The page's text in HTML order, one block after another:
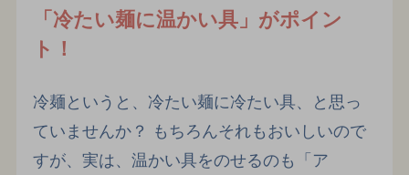
「冷たい麺に温かい具」がポイン
ト！
冷麺というと、冷たい麺に冷たい具、と思っ
ていませんか？ もちろんそれもおいしいので
すが、実は、温かい具をのせるのも「ア